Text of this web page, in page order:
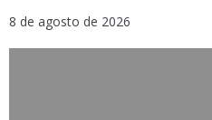
8 de agosto de 2026